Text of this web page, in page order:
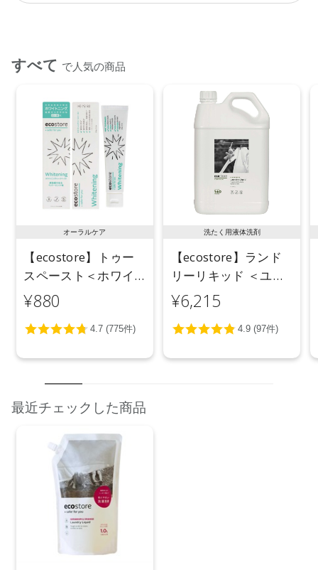
すべて で人気の商品
オーラルケア
【ecostore】トゥー
スペースト＜ホワイ
トニング＞ 100g
¥880
洗たく用液体洗剤
【ecostore】ランド
リーリキッド ＜ユー
カリ＞ 5L
¥6,215
最近チェックした商品